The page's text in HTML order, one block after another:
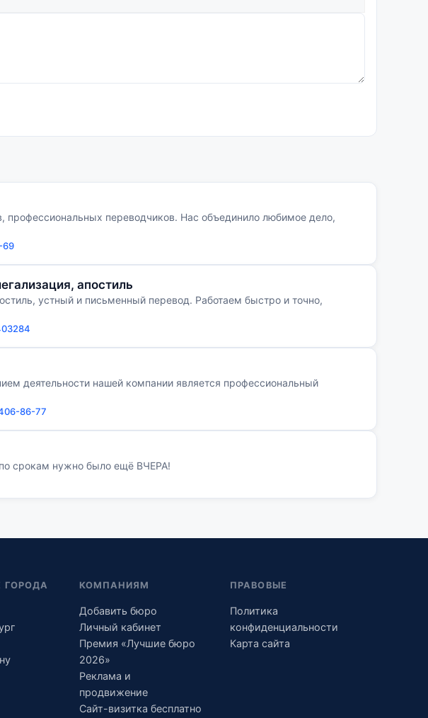
переводчиков. Нас объединило любимое дело,
69
апостиль
устный и письменный перевод. Работаем быстро и точно,
деятельности нашей компании является профессиональный
86-77
срокам нужно было ещё ВЧЕРА!
ГОРОДА КОМПАНИЯМ
Добавить бюро
Личный кабинет
Премия «Лучшие бюро
2026»
Реклама и
продвижение
Сайт-визитка бесплатно
ПРАВОВЫЕ
Политика
конфиденциальности
Карта сайта